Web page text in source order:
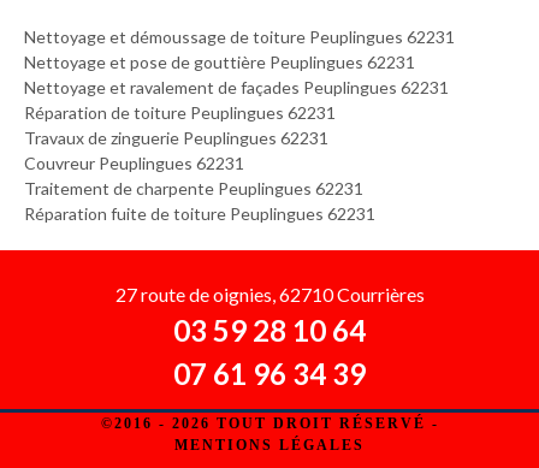
Nettoyage et démoussage de toiture Peuplingues 62231
Nettoyage et pose de gouttière Peuplingues 62231
Nettoyage et ravalement de façades Peuplingues 62231
Réparation de toiture Peuplingues 62231
Travaux de zinguerie Peuplingues 62231
Couvreur Peuplingues 62231
Traitement de charpente Peuplingues 62231
Réparation fuite de toiture Peuplingues 62231
27 route de oignies, 62710 Courrières
03 59 28 10 64
07 61 96 34 39
©2016 - 2026 TOUT DROIT RÉSERVÉ -
MENTIONS LÉGALES